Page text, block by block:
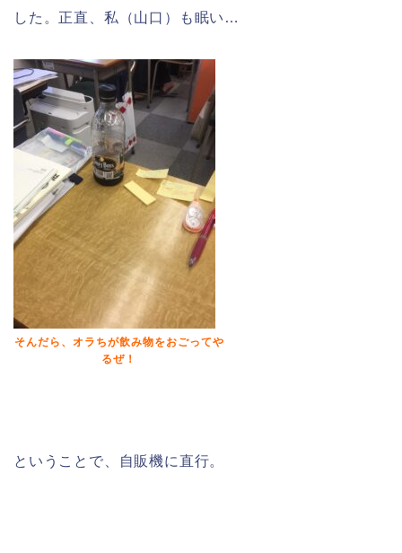
した。正直、私（山口）も眠い…
そんだら、オラちが飲み物をおごってや
るぜ！
ということで、自販機に直行。